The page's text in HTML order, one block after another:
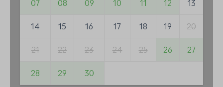
07 08 09 10 11 12 13
14 15 16 17 18 19 20
21 22 23 24 25 26 27
28 29 30